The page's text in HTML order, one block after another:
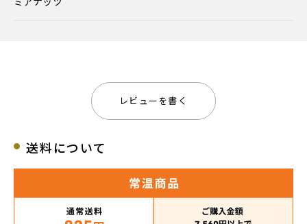
レビューを書く
送料について